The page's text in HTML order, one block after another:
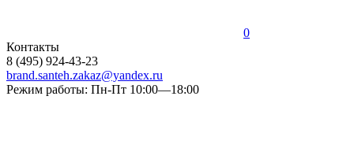
0
Контакты
8 (495) 924-43-23
brand.santeh.zakaz@yandex.ru
Режим работы: Пн-Пт 10:00—18:00